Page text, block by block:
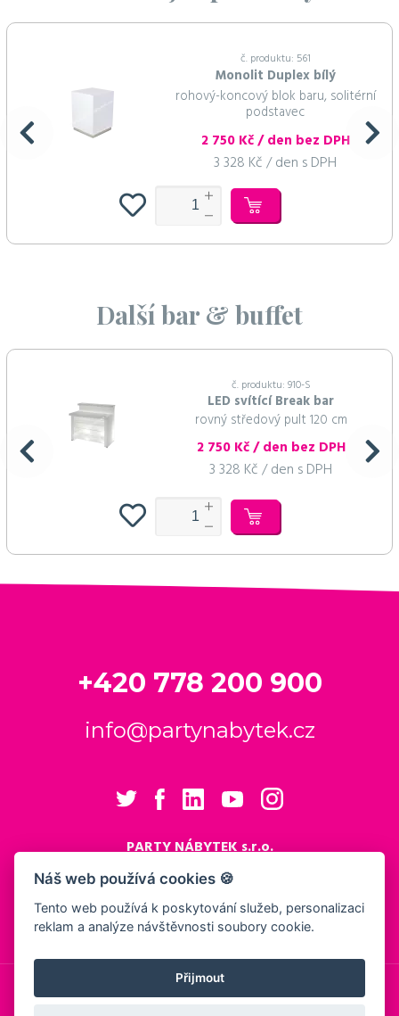
Náš web používá cookies 🍪
Tento web používá k poskytování služeb, personalizaci
reklam a analýze návštěvnosti soubory cookie.
Přijmout
č. produktu: 561
Monolit Duplex bílý
rohový-koncový blok baru, solitérní
podstavec
2 750 Kč / den bez DPH
3 328 Kč / den s DPH
Další bar & buffet
č. produktu: 910-S
LED svítící Break bar
rovný středový pult 120 cm
2 750 Kč / den bez DPH
3 328 Kč / den s DPH
+420 778 200 900
info@partynabytek.cz
PARTY NÁBYTEK s.r.o.
Cukrovarská 984
Logistický areál Cukrovar Čakovice
196 00 Praha 9 - Čakovice
© 2026, PARTY NÁBYTEK s.r.o.